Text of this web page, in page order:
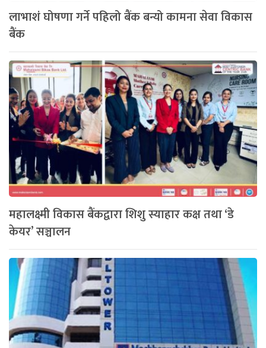
लाभाशं घोषणा गर्ने पहिलो बैंक बन्यो कामना सेवा विकास
बैंक
महालक्ष्मी विकास बैंकद्वारा शिशु स्याहार कक्ष तथा ‘डे
केयर’ सञ्चालन